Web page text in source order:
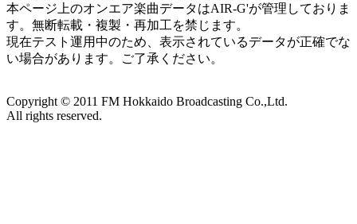
本ページ上のオンエア楽曲データはAIR-G'が管理しておりま
す。無断転載・複製・再加工を禁じます。
現在テスト運用中のため、表示されているデータが正確でな
い場合があります。ご了承ください。
Copyright © 2011 FM Hokkaido Broadcasting Co.,Ltd.
All rights reserved.